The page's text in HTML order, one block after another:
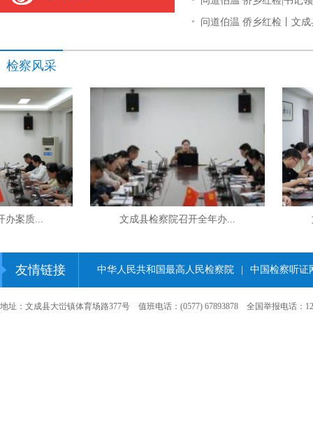
问道伯温 侨乡红检丨文
检察风采
案质... 文成县检察院召开全年办...
友情链接 中华人民共和国最高人民检察院 中国检察听证
地址：文成县大峃镇体育场路377号 值班电话：(0577) 67893878 全国举报电话：